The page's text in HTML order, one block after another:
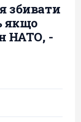
збивати
якщо
НАТО, -